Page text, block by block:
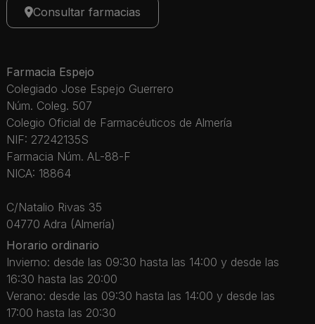
Consultar farmacias
Farmacia Espejo
Colegiado Jose Espejo Guerrero
Núm. Coleg. 507
Colegio Oficial de Farmacéuticos de Almería
NIF: 27242135S
Farmacia Núm. AL-88-F
NICA: 18864
C/Natalio Rivas 35
04770 Adra (Almería)
Horario ordinario
Invierno: desde las 09:30 hasta las 14:00 y desde las
16:30 hasta las 20:00
Verano: desde las 09:30 hasta las 14:00 y desde las
17:00 hasta las 20:30